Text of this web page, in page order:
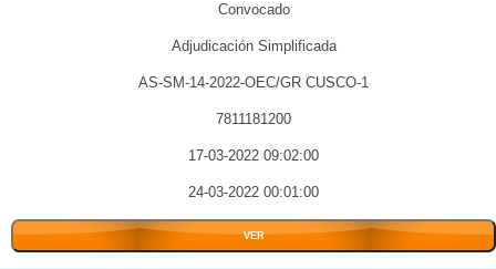
Convocado
Adjudicación Simplificada
AS-SM-14-2022-OEC/GR CUSCO-1
7811181200
17-03-2022 09:02:00
24-03-2022 00:01:00
VER